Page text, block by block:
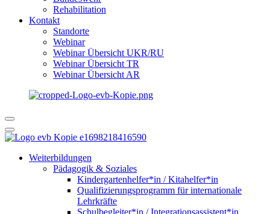
Rehabilitation
Kontakt
Standorte
Webinar
Webinar Übersicht UKR/RU
Webinar Übersicht TR
Webinar Übersicht AR
Weiterbildungen
Pädagogik & Soziales
Kindergartenhelfer*in / Kitahelfer*in
Qualifizierungsprogramm für internationale
Lehrkräfte
Schulbegleiter*in / Integrationsassistent*in